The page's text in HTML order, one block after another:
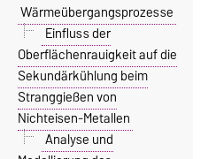
Wärmeübergangsprozesse
Einfluss der
Oberflächenrauigkeit auf die
Sekundärkühlung beim
Stranggießen von
Nichteisen-Metallen
Analyse und